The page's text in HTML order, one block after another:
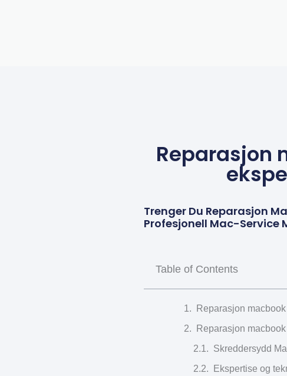
Reparasjon
Trenger Du Reparasjon
Profesjonell Mac-Service
Table of Contents
Reparasjon
Reparasjon
Skreddersydd
Ekspertise og